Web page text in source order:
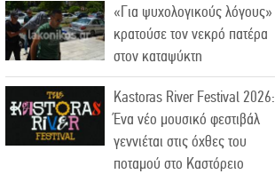
«Για ψυχολογικούς λόγους»
κρατούσε τον νεκρό πατέρα
στον καταψύκτη
Kastoras River Festival 2026:
Ένα νέο μουσικό φεστιβάλ
γεννιέται στις όχθες του
ποταμού στο Καστόρειο